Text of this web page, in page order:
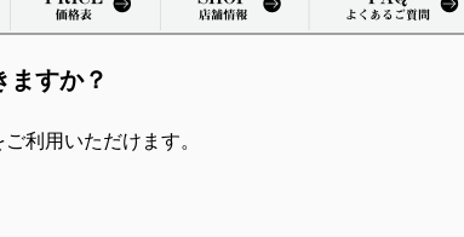
ますか？
利用いただけます。